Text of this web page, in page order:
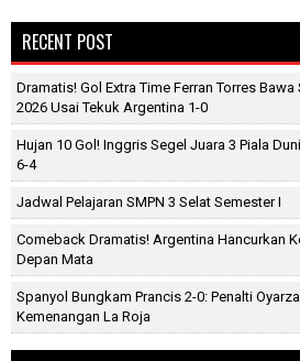
RECENT POST
Dramatis! Gol Extra Time Ferran Torres
2026 Usai Tekuk Argentina 1-0
Hujan 10 Gol! Inggris Segel Juara 3 Piala
6-4
Jadwal Pelajaran SMPN 3 Selat Semester I
Comeback Dramatis! Argentina Hancurkan
Depan Mata
Spanyol Bungkam Prancis 2-0: Penalti
Kemenangan La Roja